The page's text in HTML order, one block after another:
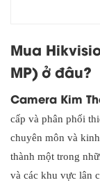
Mua
MP)ở đâu?
Camera Kim
cấp và phân phối
chuyên môn và
thành một trong
và các khu vực lân